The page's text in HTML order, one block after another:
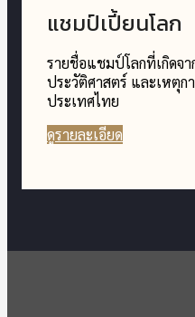
แชมป์เปี้ยนโลก
รายชื่อแชมป์โลกที่เกิดจ
ประวัติศาสตร์ และเหตุ
ประเทศไทย
ดูรายละเอียด